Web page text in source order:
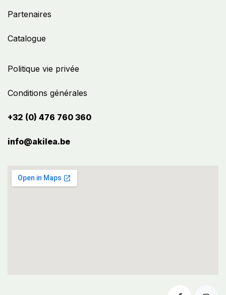
Politique vie privée
Conditions générales
+32 (0) 476 760 360
info@akilea.be​
Partenaires
Catalogue